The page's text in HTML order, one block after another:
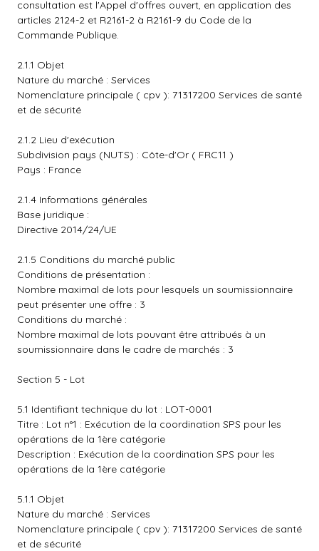
consultation est l'Appel d'offres ouvert, en application des
articles 2124-2 et R2161-2 à R2161-9 du Code de la
Commande Publique.
2.1.1 Objet
Nature du marché : Services
Nomenclature principale ( cpv ): 71317200 Services de santé
et de sécurité
2.1.2 Lieu d'exécution
Subdivision pays (NUTS) : Côte-d'Or ( FRC11 )
Pays : France
2.1.4 Informations générales
Base juridique :
Directive 2014/24/UE
2.1.5 Conditions du marché public
Conditions de présentation :
Nombre maximal de lots pour lesquels un soumissionnaire
peut présenter une offre : 3
Conditions du marché :
Nombre maximal de lots pouvant être attribués à un
soumissionnaire dans le cadre de marchés : 3
Section 5 - Lot
5.1 Identifiant technique du lot : LOT-0001
Titre : Lot n°1 : Exécution de la coordination SPS pour les
opérations de la 1ère catégorie
Description : Exécution de la coordination SPS pour les
opérations de la 1ère catégorie
5.1.1 Objet
Nature du marché : Services
Nomenclature principale ( cpv ): 71317200 Services de santé
et de sécurité